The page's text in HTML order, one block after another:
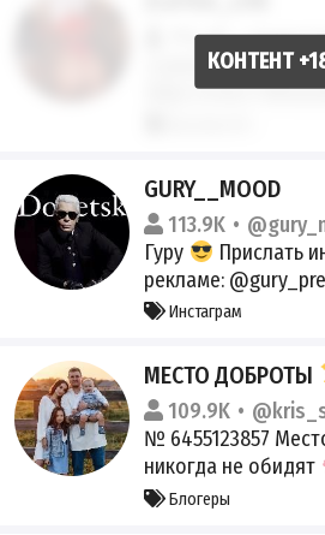
@yayurka РКН:
114.4K
Ссылка для
https://t.me/
GURY__MOOD
113.9K
Гуру
Прислать
рекламе:
Инстаграм
МЕСТО ДОБРОТЫ
109.9K
№ 6455123857
никогда не обидят
дочьБлогеры